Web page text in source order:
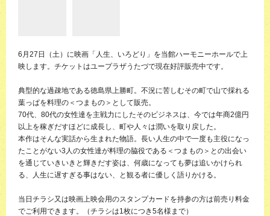
6月27日（土）に映画「人生、いろどり」を当館ハーモニーホールで上
映します。チケットはユープラザうたづで現在好評販売中です。
典型的な過疎地である徳島県上勝町。不況に苦しむその町で山で採れる
葉っぱを料理の＜つまもの＞として販売。
70代、80代の女性達を主戦力にしたそのビジネスは、今では年商2億円
以上を稼ぎだすほどに成長し、町や人々は潤いを取り戻した。
本作はそんな実話から生まれた物語。長い人生の中で一度も主役になっ
たことがない3人の女性達が料理の脇役である＜つまもの＞との出会い
を通じていきいきと輝きだす姿は、何歳になっても夢は追いかけられ
る、人生に遅すぎる事はない、と観る者に優しく語りかける。
当日チラシ又は映画上映会用のスタンプカードを持参の方は前売り料金
でご利用できます。（チラシは1枚につき5名様まで）